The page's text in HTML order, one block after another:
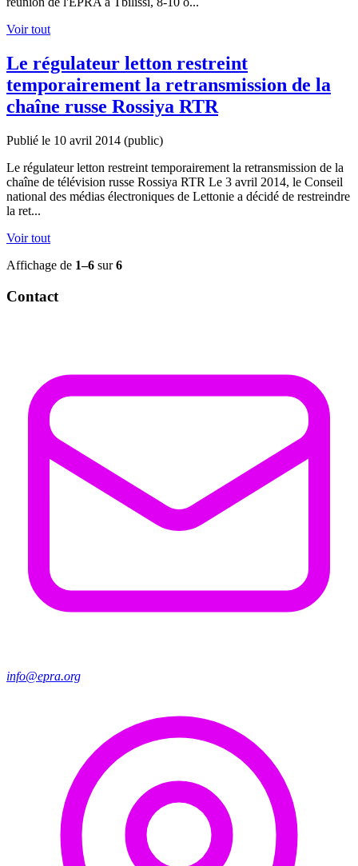
Voir tout
Le régulateur letton restreint
temporairement la retransmission de la
chaîne russe Rossiya RTR
Publié le 10 avril 2014 (public)
Le régulateur letton restreint temporairement la retransmission de la
chaîne de télévision russe Rossiya RTR Le 3 avril 2014, le Conseil
national des médias électroniques de Lettonie a décidé de restreindre
la ret...
Voir tout
Affichage de 1–6 sur6
Contact
info@epra.org